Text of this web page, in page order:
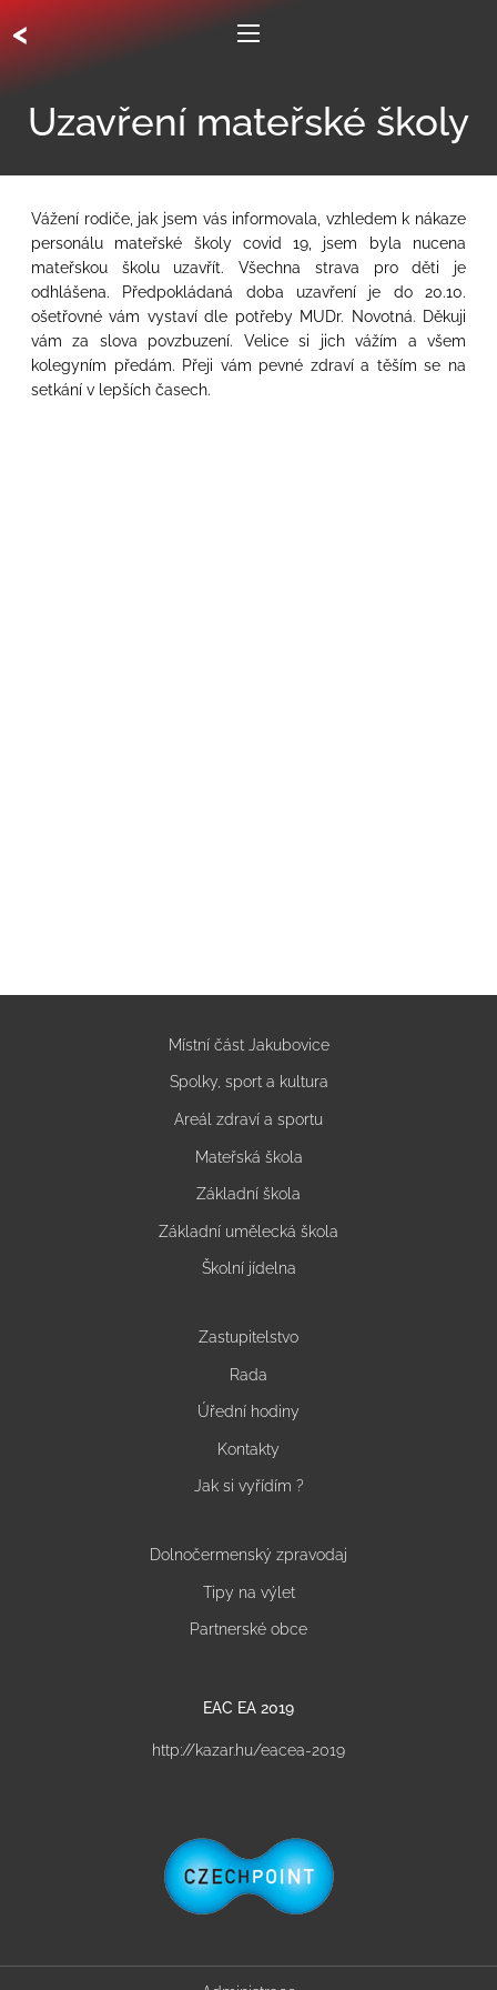
<
Uzavření mateřské školy
Vážení rodiče, jak jsem vás informovala, vzhledem k nákaze
personálu mateřské školy covid 19, jsem byla nucena
mateřskou školu uzavřít. Všechna strava pro děti je
odhlášena. Předpokládaná doba uzavření je do 20.10.
ošetřovné vám vystaví dle potřeby MUDr. Novotná. Děkuji
vám za slova povzbuzení. Velice si jich vážím a všem
kolegyním předám. Přeji vám pevné zdraví a těším se na
setkání v lepších časech.
Místní část Jakubovice
Spolky, sport a kultura
Areál zdraví a sportu
Mateřská škola
Základní škola
Základní umělecká škola
Školní jídelna
Zastupitelstvo
Rada
Úřední hodiny
Kontakty
Jak si vyřídím ?
Dolnočermenský zpravodaj
Tipy na výlet
Partnerské obce
EAC EA 2019
http://kazar.hu/eacea-2019